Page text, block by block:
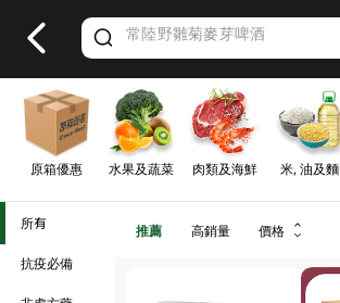
Valid Until 30 June 2026
原箱優惠 水果及蔬菜 肉類及海鮮 米, 油及麵
所有
抗疫必備
推薦 高銷量 價格